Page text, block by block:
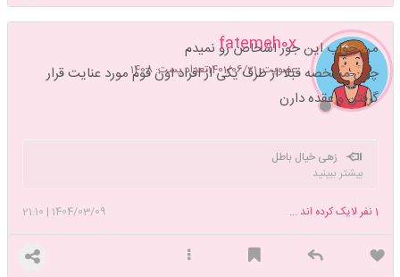
fatemeh0x
عضویت: 1401/06/21 تعداد پست: 1408
من جواب این جور اشخاص رو نمیدم
چون مشخصه قبلا از طرف یکی از افراد اون قوم مورد عنایت قرار
گرفتن و عقده دارن
زهی خیال باطل
بیشتر ببینید
1404/03/09
|
21:10 1نفر لایک کرده اند ...